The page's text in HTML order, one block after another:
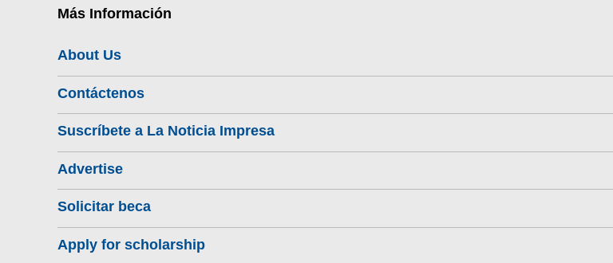
Más Información
About Us
Contáctenos
Suscríbete a La Noticia Impresa
Advertise
Solicitar beca
Apply for scholarship